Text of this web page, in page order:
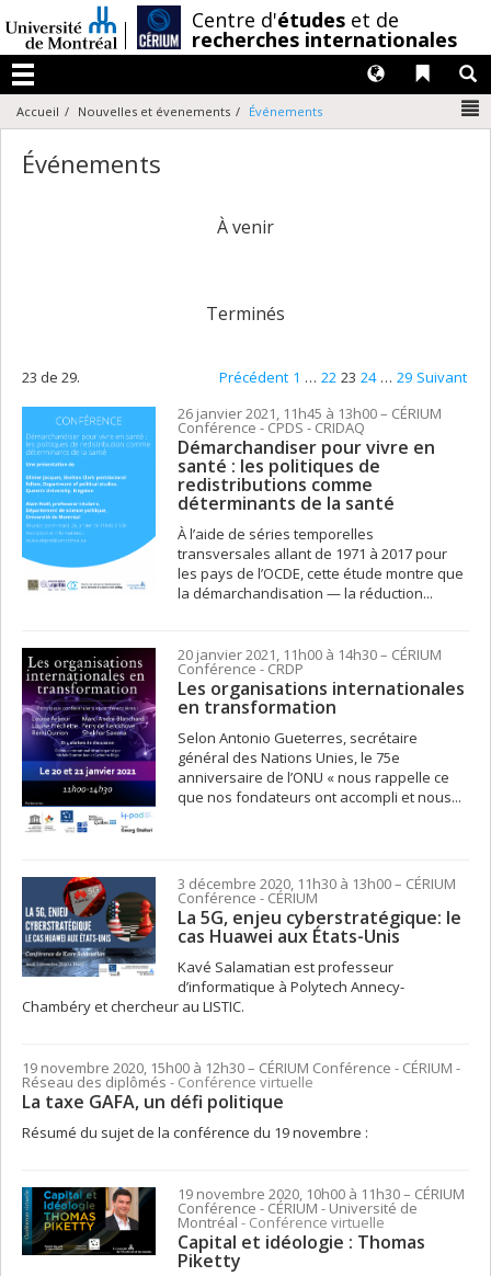
au
contenu
Centre d'études et de
recherches internationales
Menu
Liens
Langues
Accueil Nouvelles et évenements Événements
Événements
À venir
Terminés
23 de 29. Précédent 1 … 22 23 24 … 29 Suivant
26 janvier 2021, 11h45 à 13h00– CÉRIUM
Conférence- CPDS - CRIDAQ
Démarchandiser pour vivre en
santé : les politiques de
redistributions comme
déterminants de la santé
À l’aide de séries temporelles
transversales allant de 1971 à 2017 pour
les pays de l’OCDE, cette étude montre que
la démarchandisation — la réduction...
20 janvier 2021, 11h00 à 14h30– CÉRIUM
Conférence- CRDP
Les organisations internationales
en transformation
Selon Antonio Gueterres, secrétaire
général des Nations Unies, le 75e
anniversaire de l’ONU « nous rappelle ce
que nos fondateurs ont accompli et nous...
3 décembre 2020, 11h30 à 13h00– CÉRIUM
Conférence- CÉRIUM
La 5G, enjeu cyberstratégique: le
cas Huawei aux États-Unis
Kavé Salamatian est professeur
d’informatique à Polytech Annecy-
Chambéry et chercheur au LISTIC.
19 novembre 2020, 15h00 à 12h30– CÉRIUM Conférence - CÉRIUM -
Réseau des diplômés - Conférence virtuelle
La taxe GAFA, un défi politique
Résumé du sujet de la conférence du 19 novembre :
19 novembre 2020, 10h00 à 11h30– CÉRIUM
Conférence- CÉRIUM - Université de
Montréal- Conférence virtuelle
Capital et idéologie : Thomas
Piketty